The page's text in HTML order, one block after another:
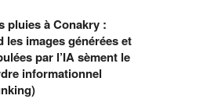
pluies à Conakry :
les images générées et
par l’IA sèment le
informationnel